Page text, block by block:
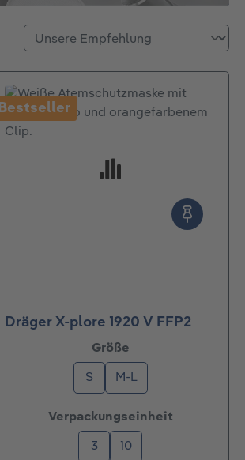
Bestseller
Dräger X-plore 1920 V FFP2
Größeauswählen
S M-L
Verpackungseinheitauswählen
3 10